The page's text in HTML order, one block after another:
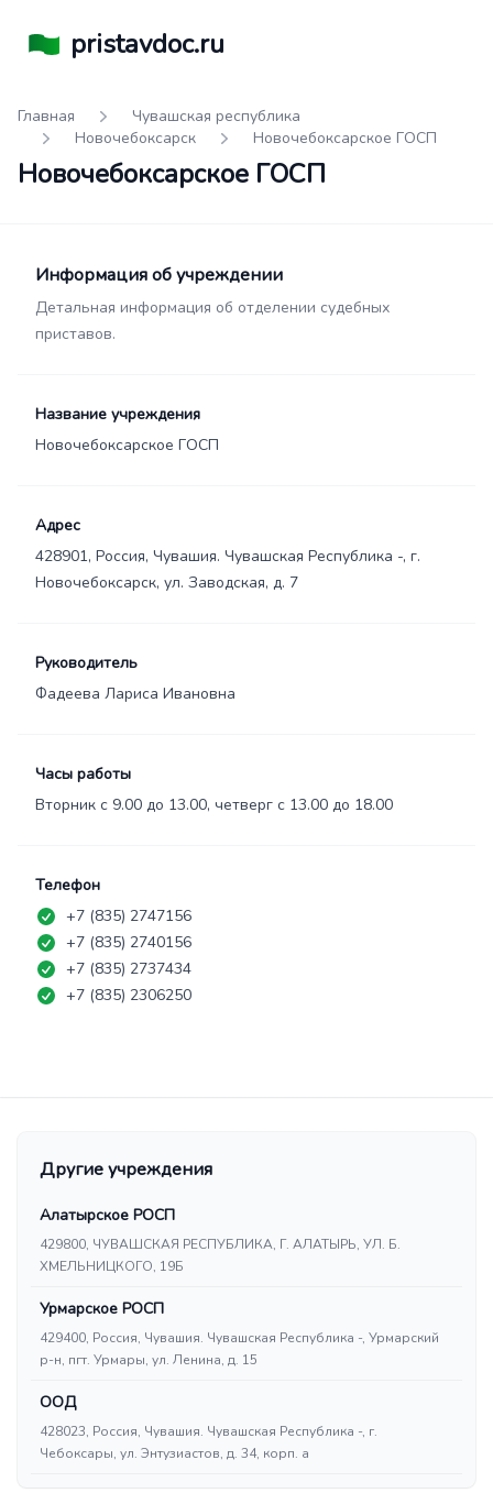
pristavdoc.ru
Главная
Чувашская республика
Новочебоксарск
Новочебоксарское ГОСП
Новочебоксарское ГОСП
Информация об учреждении
Детальная информация об отделении судебных
приставов.
Название учреждения
Новочебоксарское ГОСП
Адрес
428901, Россия, Чувашия. Чувашская Республика -, г.
Новочебоксарск, ул. Заводская, д. 7
Руководитель
Фадеева Лариса Ивановна
Часы работы
Вторник с 9.00 до 13.00, четверг с 13.00 до 18.00
Телефон
+7 (835) 2747156
+7 (835) 2740156
+7 (835) 2737434
+7 (835) 2306250
Другие учреждения
Алатырское РОСП
429800, ЧУВАШСКАЯ РЕСПУБЛИКА, Г. АЛАТЫРЬ, УЛ. Б.
ХМЕЛЬНИЦКОГО, 19Б
Урмарское РОСП
429400, Россия, Чувашия. Чувашская Республика -, Урмарский
р-н, пгт. Урмары, ул. Ленина, д. 15
ООД
428023, Россия, Чувашия. Чувашская Республика -, г.
Чебоксары, ул. Энтузиастов, д. 34, корп. а